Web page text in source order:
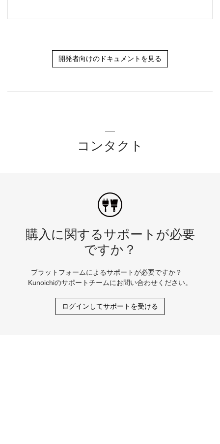
開発者向けのドキュメントを見る
コンタクト
購入に関するサポートが必要
ですか？
プラットフォームによるサポートが必要ですか？
Kunoichiのサポートチームにお問い合わせください。
ログインしてサポートを受ける